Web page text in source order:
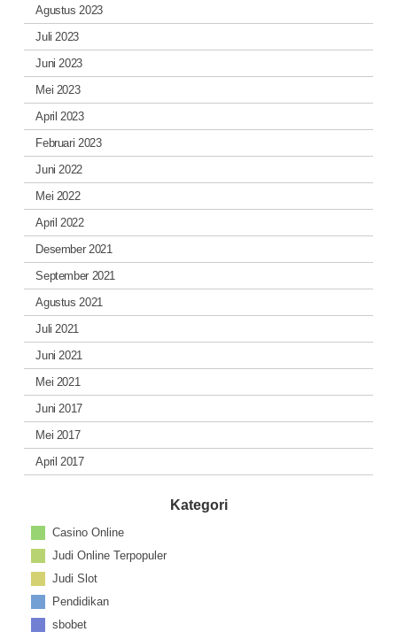
Agustus 2023
Juli 2023
Juni 2023
Mei 2023
April 2023
Februari 2023
Juni 2022
Mei 2022
April 2022
Desember 2021
September 2021
Agustus 2021
Juli 2021
Juni 2021
Mei 2021
Juni 2017
Mei 2017
April 2017
Kategori
Casino Online
Judi Online Terpopuler
Judi Slot
Pendidikan
sbobet